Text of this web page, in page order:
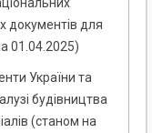
документів для
01.04.2025)
України та
будівництва
(станом на